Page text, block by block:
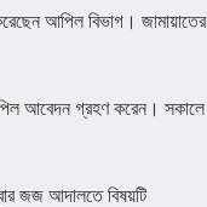
আপিল বিভাগ। জামায়াতের
আবেদন গ্রহণ করেন। সকালে
জজ আদালতে বিষয়টি